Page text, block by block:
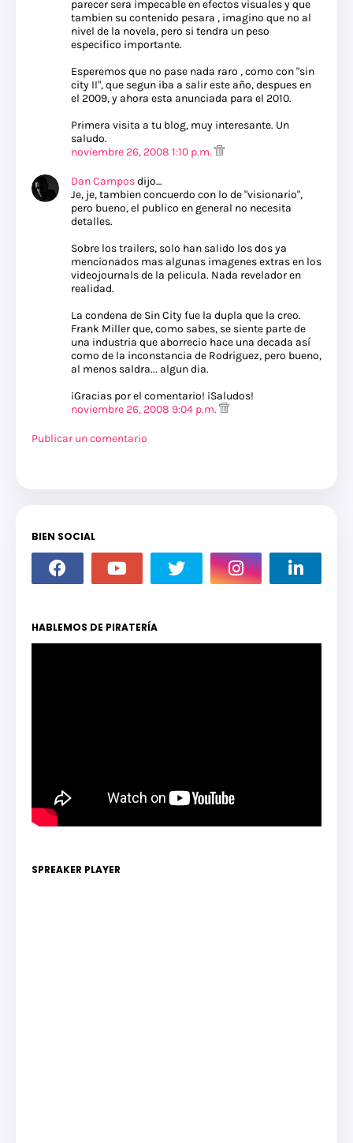
parecer sera impecable en efectos visuales y que
tambien su contenido pesara , imagino que no al
nivel de la novela, pero si tendra un peso
especifico importante.
Esperemos que no pase nada raro , como con "sin
city II", que segun iba a salir este año, despues en
el 2009, y ahora esta anunciada para el 2010.
Primera visita a tu blog, muy interesante. Un
saludo.
noviembre 26, 2008 1:10 p.m.
Dan Camposdijo…
Je, je, tambien concuerdo con lo de "visionario",
pero bueno, el publico en general no necesita
detalles.
Sobre los trailers, solo han salido los dos ya
mencionados mas algunas imagenes extras en los
videojournals de la pelicula. Nada revelador en
realidad.
La condena de Sin City fue la dupla que la creo.
Frank Miller que, como sabes, se siente parte de
una industria que aborrecio hace una decada así
como de la inconstancia de Rodriguez, pero bueno,
al menos saldra... algun dia.
¡Gracias por el comentario! ¡Saludos!
noviembre 26, 2008 9:04 p.m.
Publicar un comentario
BIEN SOCIAL
HABLEMOS DE PIRATERÍA
SPREAKER PLAYER